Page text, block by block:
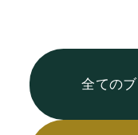
全ての